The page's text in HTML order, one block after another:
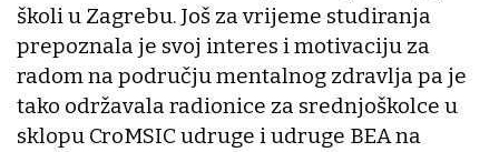
školi u Zagrebu. Još za vrijeme studiranja
prepoznala je svoj interes i motivaciju za
radom na području mentalnog zdravlja pa je
tako održavala radionice za srednjoškolce u
sklopu CroMSIC udruge i udruge BEA na